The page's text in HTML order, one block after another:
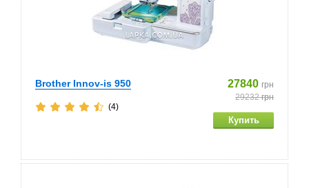
Brother Innov-is 950 27840 грн
29232грн
(4)